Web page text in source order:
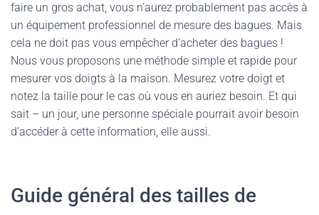
faire un gros achat, vous n’aurez probablement pas accès à
un équipement professionnel de mesure des bagues. Mais
cela ne doit pas vous empêcher d’acheter des bagues !
Nous vous proposons une méthode simple et rapide pour
mesurer vos doigts à la maison. Mesurez votre doigt et
notez la taille pour le cas où vous en auriez besoin. Et qui
sait – un jour, une personne spéciale pourrait avoir besoin
d’accéder à cette information, elle aussi.
Guide général des tailles de